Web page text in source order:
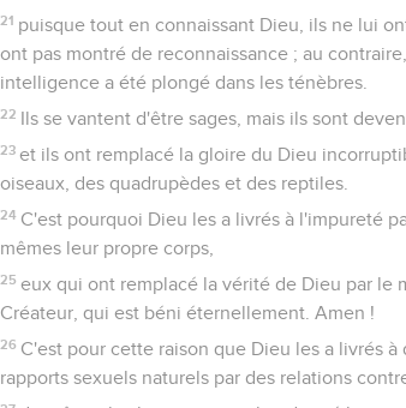
21 puisque tout en connaissant Dieu, ils ne lui
ont pas montré de reconnaissance ; au
intelligence a été plongé dans les ténèbres.
22 Ils se vantent d'être sages, mais ils sont
23 et ils ont remplacé la gloire du Dieu
oiseaux, des quadrupèdes et des reptiles.
24 C'est pourquoi Dieu les a livrés à l'impureté
mêmes leur propre corps,
25 eux qui ont remplacé la vérité de Dieu par le
Créateur, qui est béni éternellement. Amen !
26 C'est pour cette raison que Dieu les a livrés
rapports sexuels naturels par des relations